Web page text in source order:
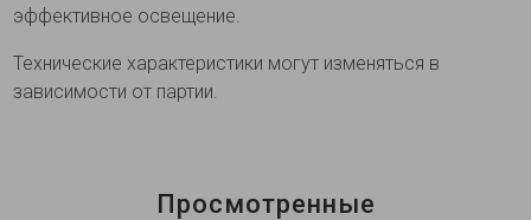
эффективное освещение.
Технические характеристики могут изменяться в
зависимости от партии.
Просмотренные